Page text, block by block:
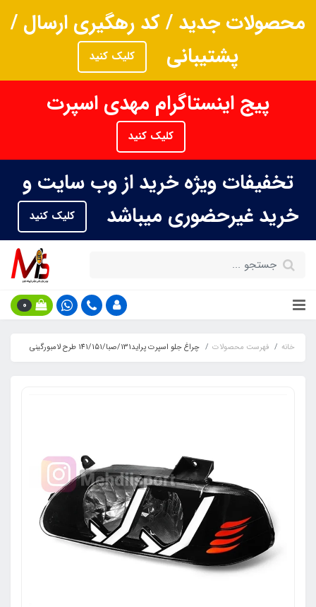
محصولات جدید / کد رهگیری ارسال /
پشتیبانی
کلیک کنید
پیج اینستاگرام مهدی اسپرت
کلیک کنید
تخفیفات ویژه خرید از وب سایت و
خرید غیرحضوری میباشد
کلیک کنید
0
خانه فهرست محصولات چراغ جلو اسپرت پراید131/صبا/141/151 طرح لامبورگینی